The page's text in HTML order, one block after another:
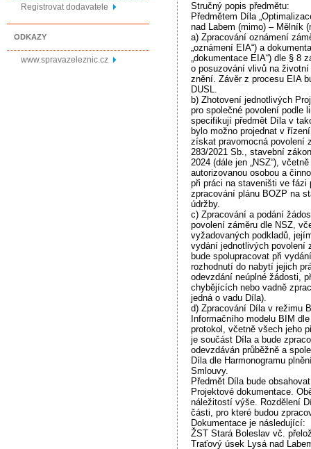
Registrovat dodavatele
ODKAZY
www.spravazeleznic.cz
Stručný popis předmětu:
Předmětem Díla
nad Labem (mimo) – Mělník
a) Zpracování oznámení
„oznámení EIA“) a
„dokumentace EIA“) dle § 8
o posuzování vlivů na
znění. Závěr z procesu EIA
DUSL.
b) Zhotovení jednotlivých
pro společné povolení podle
specifikují předmět Díla v
bylo možno projednat v
získat pravomocná povolení
283/2021 Sb., stavební
2024 (dále jen „NSZ“),
autorizovanou osobou a
při práci na staveništi ve fázi
zpracování plánu BOZP na
údržby.
c) Zpracování a podání
povolení záměru dle NSZ,
vyžadovaných podkladů,
vydání jednotlivých povolení
bude spolupracovat při
rozhodnutí do nabytí jejich
odevzdání neúplné žádosti,
chybějících nebo vadně
jedná o vadu Díla).
d) Zpracování Díla v režimu
Informačního modelu BIM
protokol, včetně všech jeho
je součást Díla a bude
odevzdáván průběžně a
Díla dle Harmonogramu
Smlouvy.
Předmět Díla bude
Projektové dokumentace.
náležitostí výše. Rozdělení
části, pro které budou
Dokumentace je následující:
ŽST Stará Boleslav vč.
Traťový úsek Lysá nad